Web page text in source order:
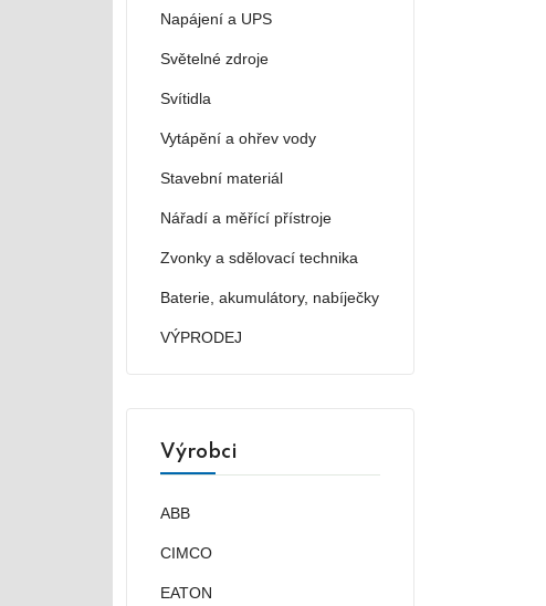
Napájení a UPS
Světelné zdroje
Svítidla
Vytápění a ohřev vody
Stavební materiál
Nářadí a měřící přístroje
Zvonky a sdělovací technika
Baterie, akumulátory, nabíječky
VÝPRODEJ
Výrobci
ABB
CIMCO
EATON